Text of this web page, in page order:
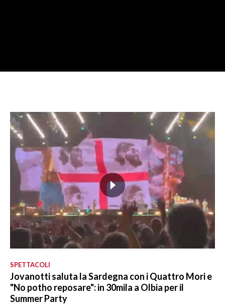
SPETTACOLI
Jovanotti saluta la Sardegna con i Quattro Mori e
"No potho reposare": in 30mila a Olbia per il
Summer Party